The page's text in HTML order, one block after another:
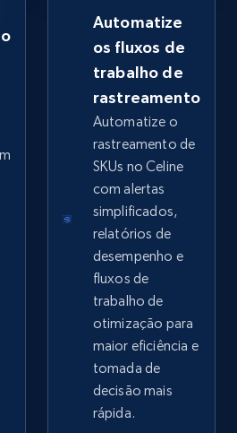
Comece agora
collects products from
Product description,
Images, Variations, and
Comece agora
code, Model number,
name, Manufacturer,
Automatize
os fluxos de
trabalho de
rastreamento
Automatize o
rastreamento de
SKUs no Celine
com alertas
simplificados,
relatórios de
desempenho e
fluxos de
trabalho de
otimização para
maior eficiência e
tomada de
decisão mais
rápida.